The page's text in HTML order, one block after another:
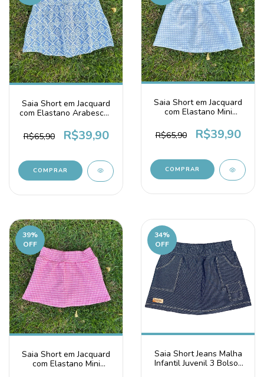
Saia Short em Jacquard
com Elastano Arabescos
R$65,90
R$39,90
COMPRAR
Saia Short em Jacquard
com Elastano Mini
R$65,90
R$39,90
COMPRAR
39%
OFF
Saia Short em Jacquard
com Elastano Mini
34%
OFF
Saia Short Jeans Malha
Infantil Juvenil 3 Bolsos